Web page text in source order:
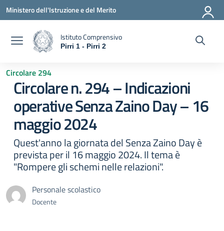
Vai ai contenuti
Vai al menu di navigazione
Vai al footer
Ministero dell'Istruzione e del Merito
Istituto Comprensivo
Pirri 1 - Pirri 2
Circolare 294
Circolare n. 294 – Indicazioni
operative Senza Zaino Day – 16
maggio 2024
Quest'anno la giornata del Senza Zaino Day è
prevista per il 16 maggio 2024. Il tema è
"Rompere gli schemi nelle relazioni".
Personale scolastico
Docente